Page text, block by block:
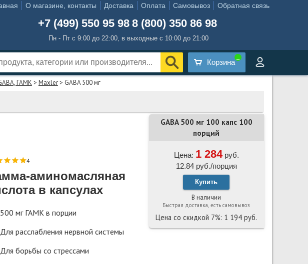
О магазине, контакты Доставка Оплата Самовывоз Обратная связь
+7 (499) 550 95 98 8 (800) 350 86 98
Пн - Пт с 9:00 до 22:00, в выходные с 10:00 до 21:00
Корзина
ГАМК > Maxler> GABA 500 мг
4
аминомасляная
в капсулах
500 мг ГАМК в порции
Для расслабления нервной системы
Для борьбы со стрессами
GABA 500 мг 100 капс 100
порций
Цена: 1 284руб.
12.84 руб./порция
Купить
В наличии
Быстрая доставка, есть самовывоз
Цена со скидкой 7%: 1 194 руб.